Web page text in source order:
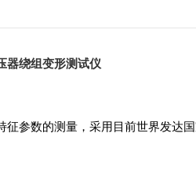
器绕组变形测试仪
征参数的测量，采用目前世界发达